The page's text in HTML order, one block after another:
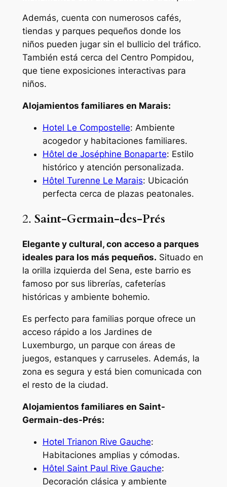
Además, cuenta con numerosos cafés,
tiendas y parques pequeños donde los
niños pueden jugar sin el bullicio del tráfico.
También está cerca del Centro Pompidou,
que tiene exposiciones interactivas para
niños.
Alojamientos familiares en Marais:
Hotel Le Compostelle: Ambiente
acogedor y habitaciones familiares.
Hôtel de Joséphine Bonaparte: Estilo
histórico y atención personalizada.
Hôtel Turenne Le Marais: Ubicación
perfecta cerca de plazas peatonales.
2. Saint-Germain-des-Prés
Elegante y cultural, con acceso a parques
ideales para los más pequeños. Situado en
la orilla izquierda del Sena, este barrio es
famoso por sus librerías, cafeterías
históricas y ambiente bohemio.
Es perfecto para familias porque ofrece un
acceso rápido a los Jardines de
Luxemburgo, un parque con áreas de
juegos, estanques y carruseles. Además, la
zona es segura y está bien comunicada con
el resto de la ciudad.
Alojamientos familiares en Saint-
Germain-des-Prés:
Hotel Trianon Rive Gauche:
Habitaciones amplias y cómodas.
Hôtel Saint Paul Rive Gauche:
Decoración clásica y ambiente